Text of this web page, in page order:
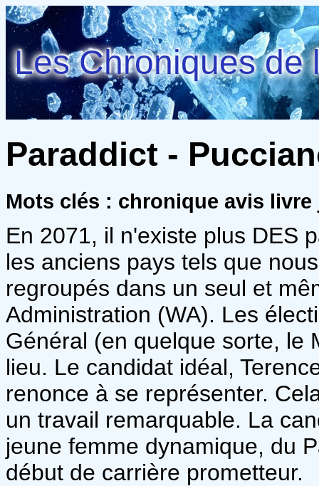
Les Chroniques de
Paraddict -
Mots clés : chronique avis
En 2071, il n'existe plus DES
les anciens pays tels que
regroupés dans un seul et
Administration (WA). Les
Général (en quelque sorte, le
lieu. Le candidat idéal,
renonce à se représenter.
un travail remarquable. La
jeune femme dynamique, du
début de carrière prometteur.